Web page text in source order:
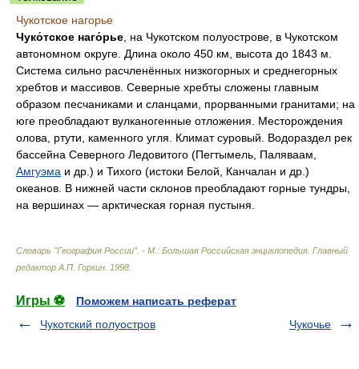
Чукотское нагорье
Чуко́тское наго́рье , на Чукотском полуострове, в Чукотском
автономном округе. Длина около 450 км, высота до 1843 м.
Система сильно расчленённых низкогорных и среднегорных
хребтов и массивов. Северные хребты сложены главным
образом песчаниками и сланцами, прорванными гранитами; на
юге преобладают вулканогенные отложения. Месторождения
олова, ртути, каменного угля. Климат суровый. Водораздел рек
бассейна Северного Ледовитого (Пегтымель, Паляваам,
Амгуэма и др.) и Тихого (истоки Белой, Канчалан и др.)
океанов. В нижней части склонов преобладают горные тундры,
на вершинах — арктическая горная пустыня.
Словарь "География России". - М.: Большая Российская энциклопедия Главный
редактор А.П. Горкин 1998
Игры ⚽
Поможем написать реферат
Чукотский полуостров
Чукочье